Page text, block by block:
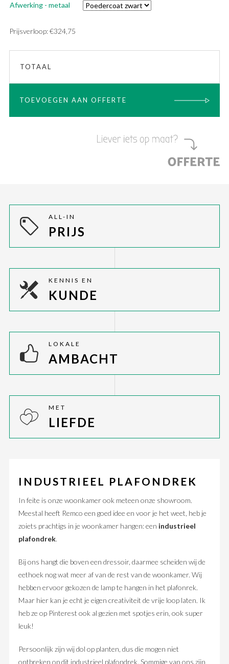
Afwerking - metaal
Prijsverloop:€324,75
TOTAAL
TOEVOEGEN AAN OFFERTE
ALL-IN
PRIJS
KENNIS EN
KUNDE
LOKALE
AMBACHT
MET
LIEFDE
INDUSTRIEEL PLAFONDREK
In feite is onze woonkamer ook meteen onze showroom.
Meestal heeft Remco een goed idee en voor je het weet, heb je
zoiets prachtigs in je woonkamer hangen: een industrieel
plafondrek.
Bij ons hangt die boven een dressoir, daarmee scheiden wij de
eethoek nog wat meer af van de rest van de woonkamer. Wij
hebben ervoor gekozen de lamp te hangen in het plafonrek.
Maar hier kan je echt je eigen creativiteit de vrije loop laten. Ik
heb ze op Pinterest ook al gezien met spotjes erin, ook super
leuk!
Persoonlijk zijn wij dol op planten, dus die mogen niet
ontbreken op dit industrieel plafondrek. Sommige van ons zijn